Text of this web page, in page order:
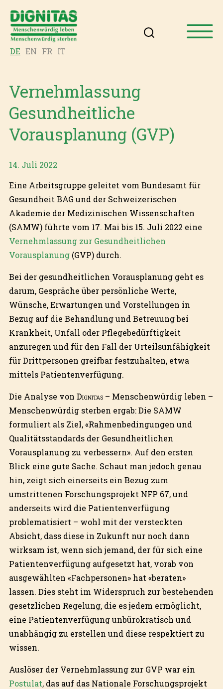
DE EN FR IT
Vernehmlassung
Gesundheitliche
Vorausplanung (GVP)
14. Juli 2022
Eine Arbeitsgruppe geleitet vom Bundesamt für
Gesundheit BAG und der Schweizerischen
Akademie der Medizinischen Wissenschaften
(SAMW) führte vom 17. Mai bis 15. Juli 2022 eine
Vernehmlassung zur Gesundheitlichen
Vorausplanung(GVP) durch.
Bei der gesundheitlichen Vorausplanung geht es
darum, Gespräche über persönliche Werte,
Wünsche, Erwartungen und Vorstellungen in
Bezug auf die Behandlung und Betreuung bei
Krankheit, Unfall oder Pflegebedürftigkeit
anzuregen und für den Fall der Urteilsunfähigkeit
für Drittpersonen greifbar festzuhalten, etwa
mittels Patientenverfügung.
Die Analyse von Dignitas– Menschenwürdig leben –
Menschenwürdig sterben ergab: Die SAMW
formuliert als Ziel, «Rahmenbedingungen und
Qualitätsstandards der Gesundheitlichen
Vorausplanung zu verbessern». Auf den ersten
Blick eine gute Sache. Schaut man jedoch genau
hin, zeigt sich einerseits ein Bezug zum
umstrittenen Forschungsprojekt NFP 67, und
anderseits wird die Patientenverfügung
problematisiert – wohl mit der versteckten
Absicht, dass diese in Zukunft nur noch dann
wirksam ist, wenn sich jemand, der für sich eine
Patientenverfügung aufgesetzt hat, vorab von
ausgewählten «Fachpersonen» hat «beraten»
lassen. Dies steht im Widerspruch zur bestehenden
gesetzlichen Regelung, die es jedem ermöglicht,
eine Patientenverfügung unbürokratisch und
unabhängig zu erstellen und diese respektiert zu
wissen.
Auslöser der Vernehmlassung zur GVP war ein
Postulat, das auf das Nationale Forschungsprojekt